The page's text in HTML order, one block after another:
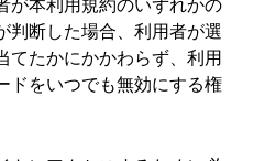
判断した場合、利用者が選
てたかにかかわらず、利用
ドをいつでも無効にする権